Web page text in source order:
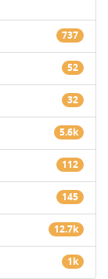
737
52
32
5.6k
112
145
12.7k
1k